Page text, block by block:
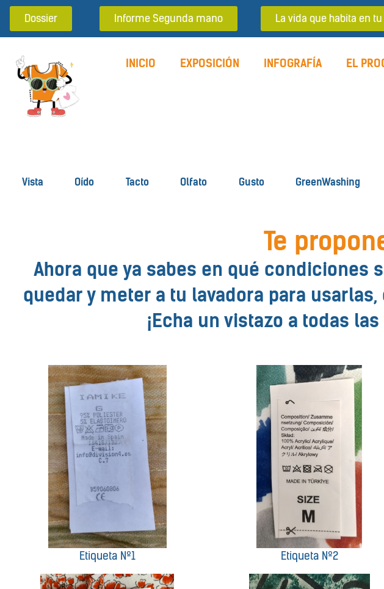
Dossier Informe Segunda mano La vida que habita en
INICIO EXPOSICIÓN INFOGRAFÍA EL
Vista Oído Tacto Olfato Gusto GreenWashing
Te
Ahora que ya sabes en qué condiciones
quedar y meter a tu lavadora para
¡Echa un vistazo a todas
Etiqueta Nº1 Etiqueta Nº2